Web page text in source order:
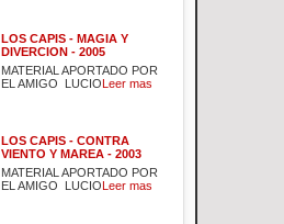
LOS CAPIS - MAGIA Y
DIVERCION - 2005
MATERIAL APORTADO POR
EL AMIGO LUCIOLeer mas
LOS CAPIS - CONTRA
VIENTO Y MAREA - 2003
MATERIAL APORTADO POR
EL AMIGO LUCIOLeer mas